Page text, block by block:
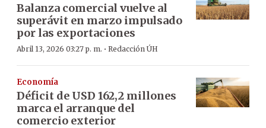
Balanza comercial vuelve al
superávit en marzo impulsado
por las exportaciones
Abril 13, 2026 03:27 p. m. · Redacción ÚH
Economía
Déficit de USD 162,2 millones
marca el arranque del
comercio exterior